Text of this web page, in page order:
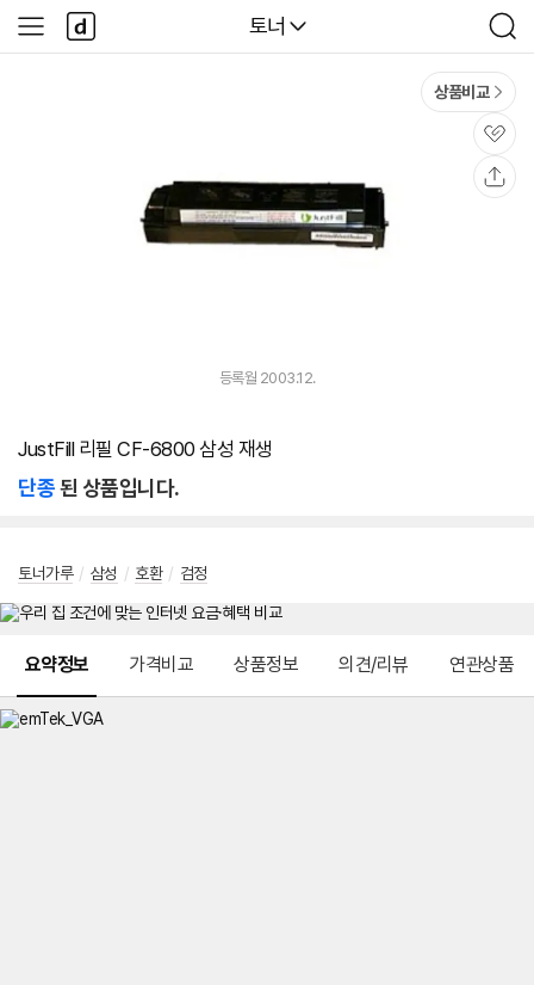
다나와
토너
검
색
사
이
다
나
와
상품비교
관
심
등록월 2003.12.
JustFill 리필 CF-6800 삼성 재생
단종된 상품입니다.
토너가루 / 삼성 / 호환 / 검정
요약정보 가격비교 상품정보 의견/리뷰 연관상품